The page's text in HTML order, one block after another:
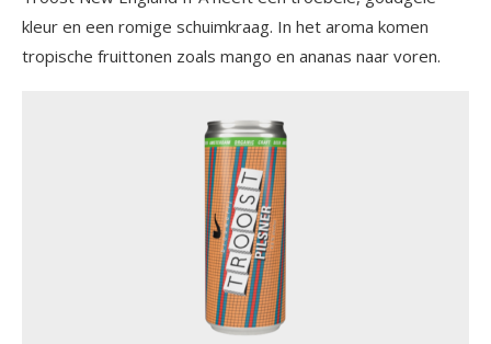
kleur en een romige schuimkraag. In het aroma komen
tropische fruittonen zoals mango en ananas naar voren.